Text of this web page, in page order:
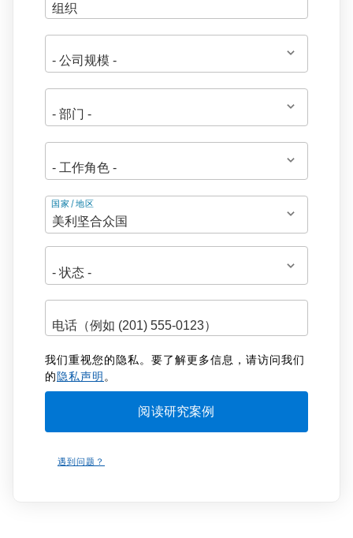
地
址
国家/地区
我们重视您的隐私。要了解更多信息，请访问我们
的隐私声明 。
遇到问题？